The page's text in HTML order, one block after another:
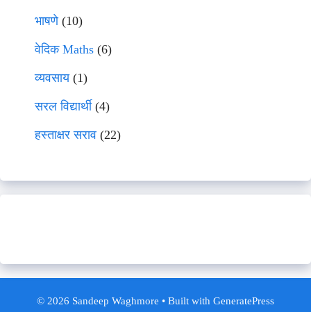
भाषणे(10)
वेदिक Maths (6)
व्यवसाय(1)
सरल विद्यार्थी(4)
हस्ताक्षर सराव (22)
© 2026 Sandeep Waghmore • Built with GeneratePress